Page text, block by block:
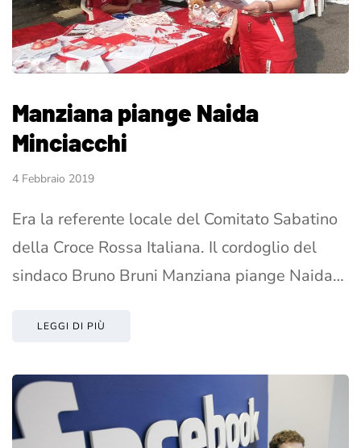
Manziana piange Naida
Minciacchi
4 Febbraio 2019
Era la referente locale del Comitato Sabatino
della Croce Rossa Italiana. Il cordoglio del
sindaco Bruno Bruni Manziana piange Naida…
LEGGI DI PIÙ